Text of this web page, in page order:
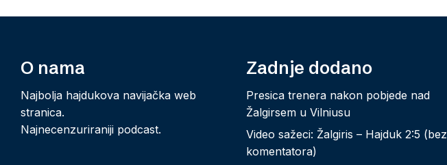
O nama
Najbolja hajdukova navijačka web
stranica.
Najnecenzuriraniji podcast.
Zadnje dodano
Presica trenera nakon pobjede nad
Žalgirsem u Vilniusu
Video sažeci: Žalgiris – Hajduk 2:5 (bez
komentatora)